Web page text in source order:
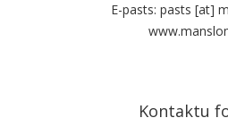
E-pasts: pasts [at]
Kontaktu